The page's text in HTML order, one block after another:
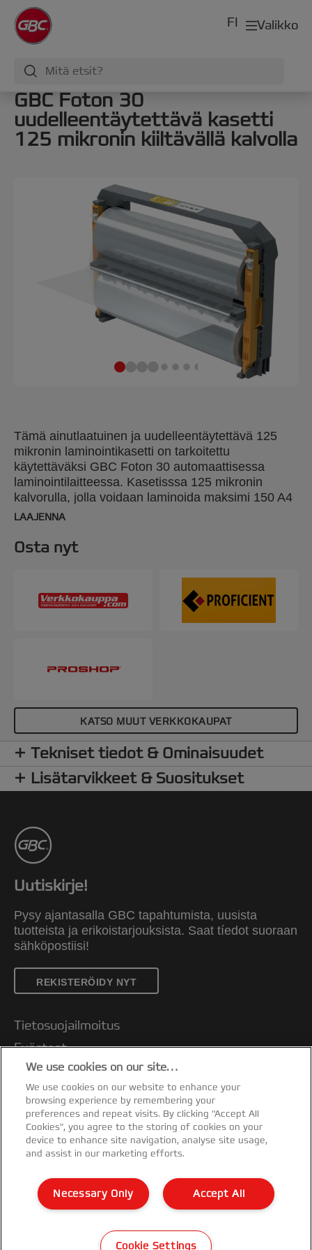
Valikko
FI
GBC Foton 30
uudelleentäytettävä kasetti
125 mikronin kiiltävällä kalvolla
Tämä ainutlaatuinen ja uudelleentäytettävä 125
mikronin laminointikasetti on tarkoitettu
käytettäväksi GBC Foton 30 automaattisessa
laminointilaitteessa. Kasetisssa 125 mikronin
kalvorulla, jolla voidaan laminoida maksimi 150 A4
arkkia. Täyttö: poista tyhjä kasetti, avaa kasetin
kasetti ladataan uudelleen laminointilaitteeseen.
Vaihdettava 125 mikronin kalvorulla; tuotenumero
LAAJENNA
Osta nyt
KATSO MUUT VERKKOKAUPAT
Tekniset tiedot & Ominaisuudet
Lisätarvikkeet & Suositukset
Uutiskirje!
Pysy ajantasalla GBC tapahtumista, uusista
tuotteista ja erikoistarjouksista. Saat tíedot suoraan
sähköpostiisi!
REKISTERÖIDY NYT
Tietosuojailmoitus
Evästeet
Oikeudellinen huomautus
Jälki
Asiakastuki
Hallitse tietojani
Vaatimustenmukaisuusvakuutukset
Takuuehdot
Sivukartta
©2026 ACCO Brands
We use cookies on our site…
We use cookies on our website to enhance your
browsing experience by remembering your
preferences and repeat visits. By clicking “Accept All
Cookies”, you agree to the storing of cookies on your
device to enhance site navigation, analyse site usage,
and assist in our marketing efforts.
Accept All
Necessary Only
Cookie Settings